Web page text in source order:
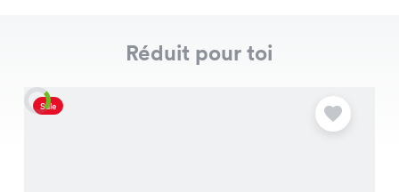
Réduit pour toi
Sale